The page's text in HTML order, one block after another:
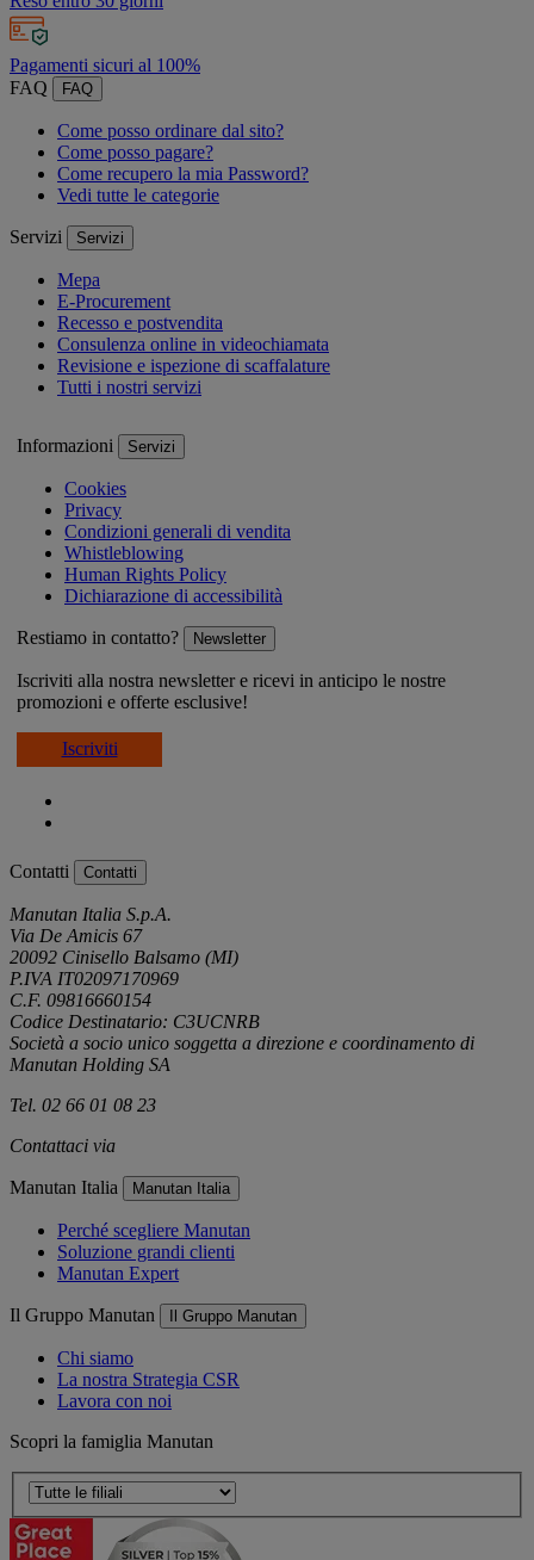
Pagamenti sicuri al 100%
FAQ
FAQ
Come posso ordinare dal sito?
Come posso pagare?
Come recupero la mia Password?
Vedi tutte le categorie
Servizi Servizi
Mepa
E-Procurement
Recesso e postvendita
Consulenza online in videochiamata
Revisione e ispezione di scaffalature
Tutti i nostri servizi
Informazioni Servizi
Cookies
Privacy
Condizioni generali di vendita
Whistleblowing
Human Rights Policy
Dichiarazione di accessibilità
Restiamo in contatto? Newsletter
Iscriviti alla nostra newsletter e ricevi in anticipo le nostre
promozioni e offerte esclusive!
Iscriviti
Contatti Contatti
Manutan Italia S.p.A.
Via De Amicis 67
20092 Cinisello Balsamo (MI)
P.IVA IT02097170969
C.F. 09816660154
Codice Destinatario: C3UCNRB
Società a socio unico soggetta a direzione e coordinamento di
Manutan Holding SA
Tel. 02 66 01 08 23
Contattaci via
Manutan Italia Manutan Italia
Perché scegliere Manutan
Soluzione grandi clienti
Manutan Expert
Il Gruppo Manutan Il Gruppo Manutan
Chi siamo
La nostra Strategia CSR
Lavora con noi
Scopri la famiglia Manutan